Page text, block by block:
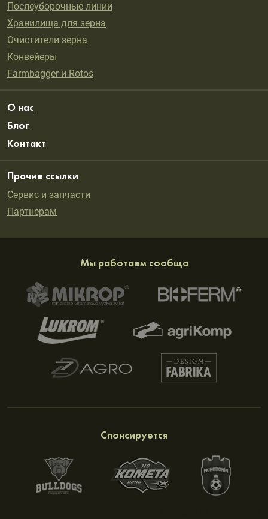
Послеуборочные линии
Хранилища для зерна
Oчистители зерна
Конвейеры
Farmbagger и Rotos
О нас
Блог
Контакт
Прочие ссылки
Сервис и запчасти
Партнерам
Мы работаем сообща
Спонсируется